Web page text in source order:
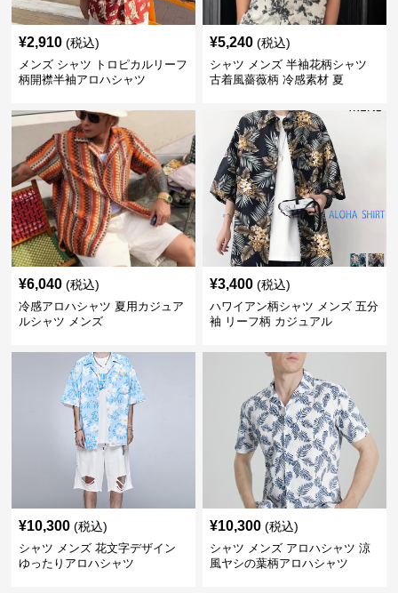
¥2,910 (税込)
メンズ シャツ トロピカルリーフ
柄開襟半袖アロハシャツ
¥5,240 (税込)
シャツ メンズ 半袖花柄シャツ
古着風薔薇柄 冷感素材 夏
¥6,040 (税込)
冷感アロハシャツ 夏用カジュア
ルシャツ メンズ
¥3,400 (税込)
ハワイアン柄シャツ メンズ 五分
袖 リーフ柄 カジュアル
¥10,300 (税込)
シャツ メンズ 花文字デザイン
ゆったりアロハシャツ
¥10,300 (税込)
シャツ メンズ アロハシャツ 涼
風ヤシの葉柄アロハシャツ